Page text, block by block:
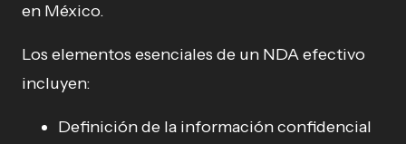
en México.
Los elementos esenciales de un NDA efectivo
incluyen:
Definición de la información confidencial